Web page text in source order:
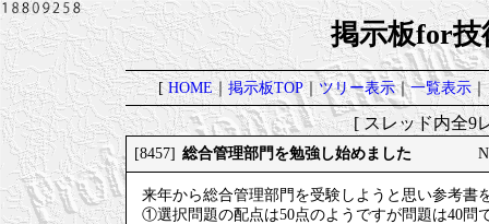
掲示板for技
[HOME｜掲示板TOP｜ツリー表示｜一覧表示｜
[ スレッド内全
[8457] 総合管理部門を勉強し始めました
来年から総合管理部門を受験しようと思い参考書
①選択問題の配点は50点のようですが問題は40問